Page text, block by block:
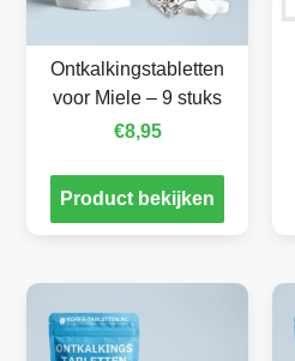
Ontkalkingstabletten
voor Miele – 9 stuks
€8,95
Product bekijken